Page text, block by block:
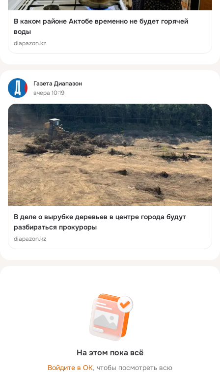
В каком районе Актобе временно не будет горячей
воды
diapazon.kz
Фид
Газета Диапазон
вчера 10:19
В деле о вырубке деревьев в центре города будут
разбираться прокуроры
diapazon.kz
На этом пока всё
Войдите в ОК, чтобы посмотреть всю